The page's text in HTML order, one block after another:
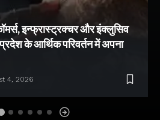
इन्फ्रास्ट्रक्चर और इंक्लुसिव
के आर्थिक परिवर्तन में अपना
4, 2026